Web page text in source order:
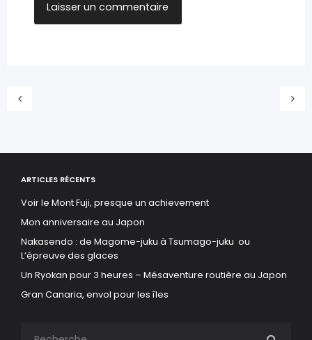
ARTICLES RÉCENTS
Voir le Mont Fuji, presque un achievement
Mon anniversaire au Japon
Nakasendo : de Magome-juku à Tsumago-juku ou
L’épreuve des glaces
Un Ryokan pour 3 heures – Mésaventure routière au Japon
Gran Canaria, envol pour les îles